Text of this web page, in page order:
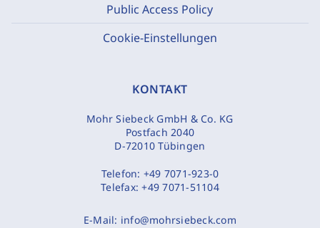
Public Access Policy
Cookie-Einstellungen
KONTAKT
Mohr Siebeck GmbH & Co. KG
Postfach 2040
D-72010 Tübingen
Telefon: +49 7071-923-0
Telefax:+49 7071-51104
E-Mail: info@mohrsiebeck.com